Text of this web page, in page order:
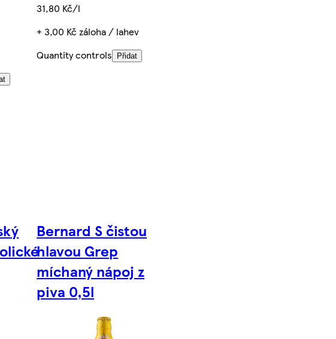
31,80 Kč/l
+ 3,00 Kč záloha / lahev
Quantity controls
Přidat
Bernard S čistou
hlavou Grep
míchaný nápoj z
piva 0,5l